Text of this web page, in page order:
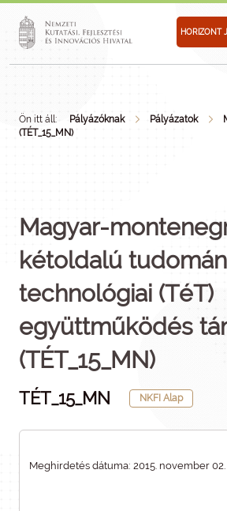
HORIZONT
Ön itt áll: Pályázóknak Pályázatok
(TÉT_15_MN)
Magyar-
kétoldalú
technológiai (TéT)
együttműködés
(TÉT_15_MN)
TÉT_15_MN NKFI Alap
Meghirdetés dátuma: 2015. november 02.